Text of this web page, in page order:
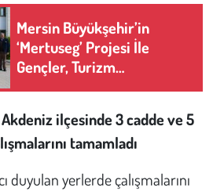
Mersin Büyükşehir’in
‘Mertuseg’ Projesi İle
Gençler, Turizm
Sektörünün Kapılarını
ilçesinde 3 cadde ve 5
tamamladı
duyulan yerlerde çalışmalarını